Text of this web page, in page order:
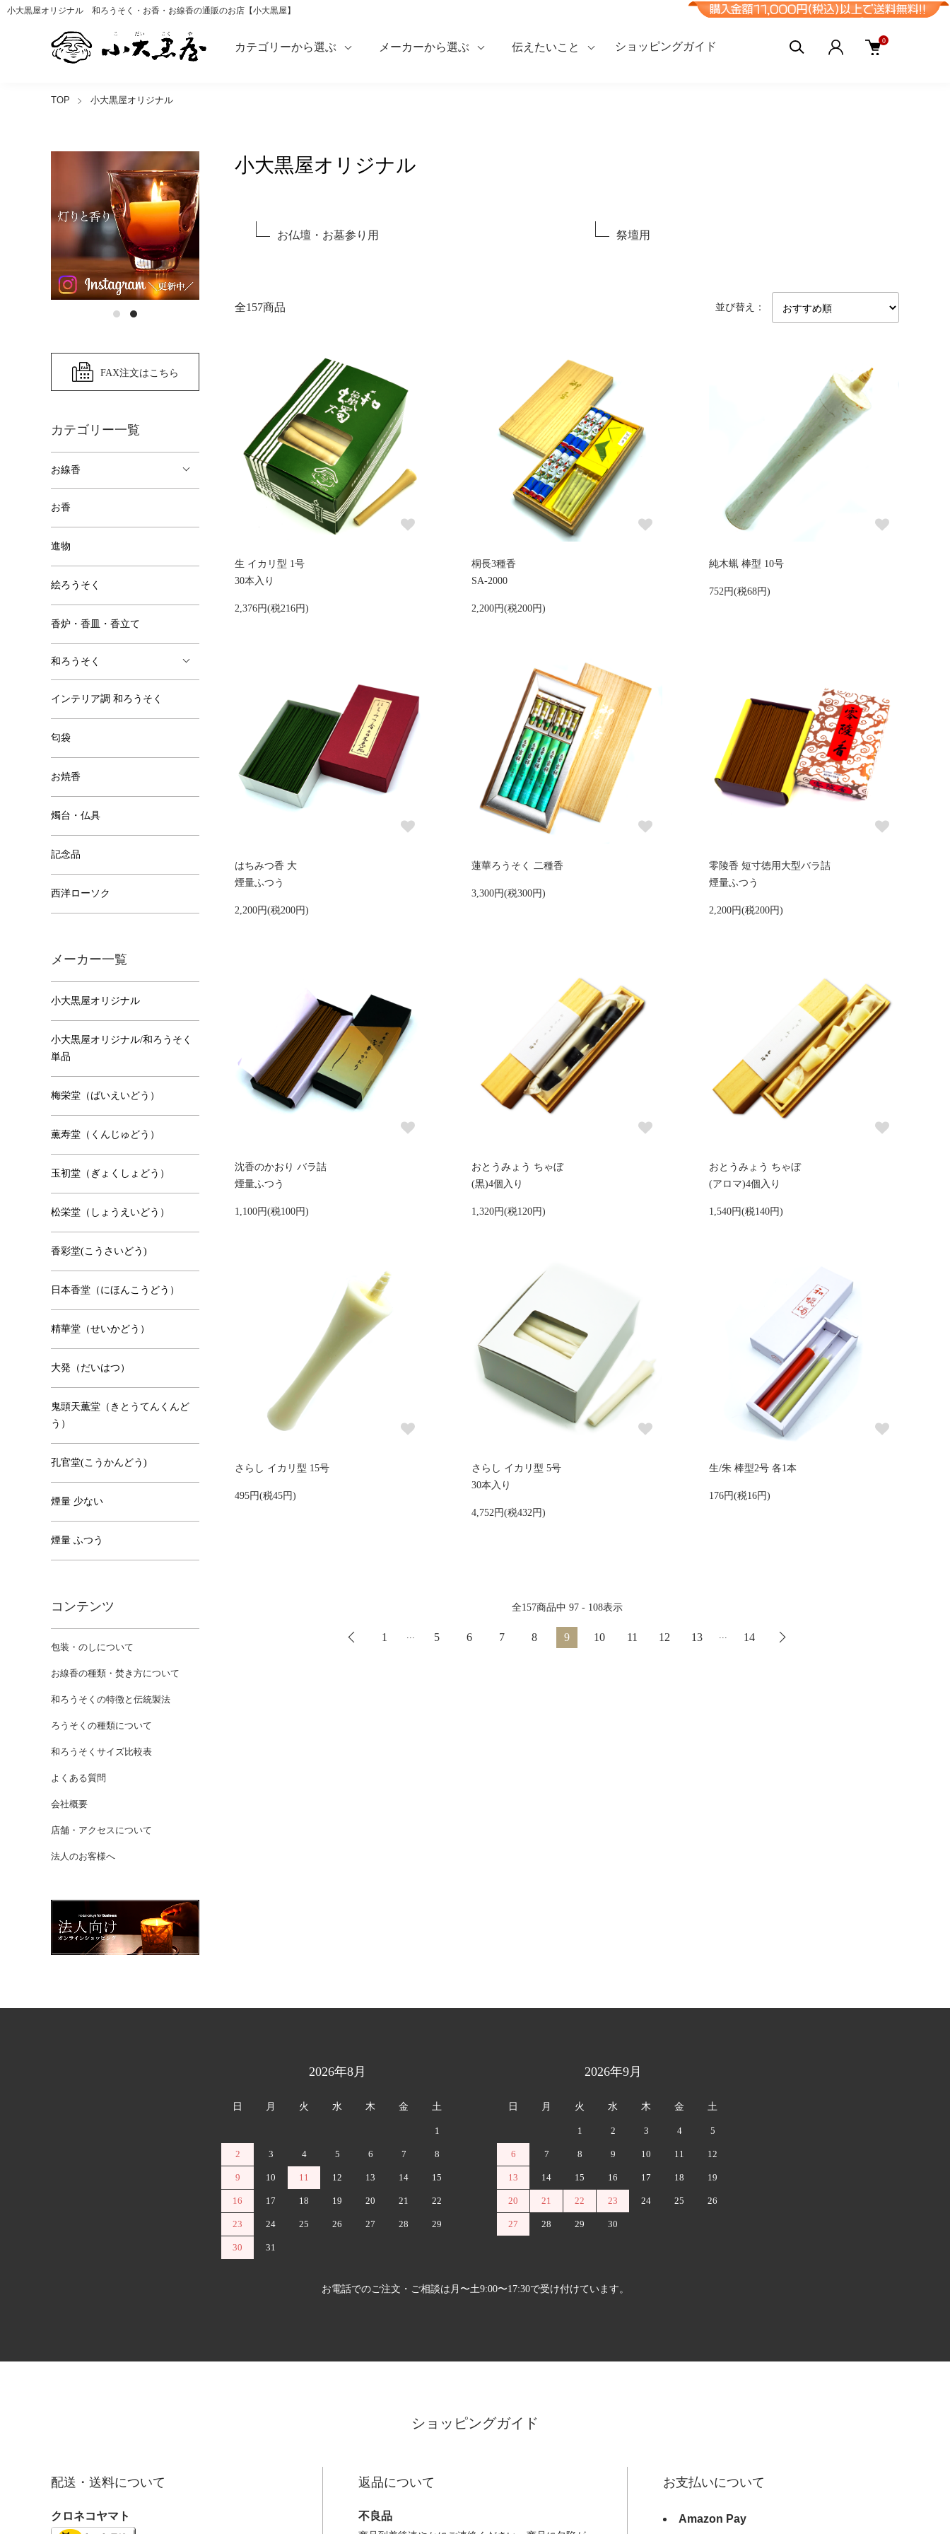
小大黒屋オリジナル 和ろうそく・お香・お線香の通販のお店【小大黒屋】
カテゴリーから選ぶ メーカーから選ぶ 伝えたいこと ショッピングガイド 0
TOP 小大黒屋オリジナル
小大黒屋オリジナル
お仏壇・お墓参り用 祭壇用
全157商品 並び替え：
生 イカリ型 1号
30本入り
2,376円(税216円)
桐長3種香
SA-2000
2,200円(税200円)
純木蝋 棒型 10号
752円(税68円)
はちみつ香 大
煙量ふつう
2,200円(税200円)
蓮華ろうそく 二種香
3,300円(税300円)
零陵香 短寸徳用大型バラ詰
煙量ふつう
2,200円(税200円)
沈香のかおり バラ詰
煙量ふつう
1,100円(税100円)
おとうみょう ちゃぼ
(黒)4個入り
1,320円(税120円)
おとうみょう ちゃぼ
(アロマ)4個入り
1,540円(税140円)
さらし イカリ型 15号
495円(税45円)
さらし イカリ型 5号
30本入り
4,752円(税432円)
生/朱 棒型2号 各1本
176円(税16円)
全157商品中 97 - 108表示
1 ... 5 6 7 8 9 10 11 12 13 ... 14
FAX注文はこちら
カテゴリー一覧
お線香
お香
進物
絵ろうそく
香炉・香皿・香立て
和ろうそく
インテリア調 和ろうそく
匂袋
お焼香
燭台・仏具
記念品
西洋ローソク
メーカー一覧
小大黒屋オリジナル
小大黒屋オリジナル/和ろうそく
単品
梅栄堂（ばいえいどう）
薫寿堂（くんじゅどう）
玉初堂（ぎょくしょどう）
松栄堂（しょうえいどう）
香彩堂(こうさいどう)
日本香堂（にほんこうどう）
精華堂（せいかどう）
大発（だいはつ）
鬼頭天薫堂（きとうてんくんど
う）
孔官堂(こうかんどう)
煙量 少ない
煙量 ふつう
コンテンツ
包装・のしについて
お線香の種類・焚き方について
和ろうそくの特徴と伝統製法
ろうそくの種類について
和ろうそくサイズ比較表
よくある質問
会社概要
店舗・アクセスについて
法人のお客様へ
2026年8月
日 月 火 水 木 金 土
1
2 3 4 5 6 7 8
9 10 11 12 13 14 15
16 17 18 19 20 21 22
23 24 25 26 27 28 29
30 31
2026年9月
日 月 火 水 木 金 土
1 2 3 4 5
6 7 8 9 10 11 12
13 14 15 16 17 18 19
20 21 22 23 24 25 26
27 28 29 30
お電話でのご注文・ご相談は月〜土9:00〜17:30で受け付けています。
ショッピングガイド
配送・送料について
クロネコヤマト
返品について
不良品
お支払いについて
Amazon Pay